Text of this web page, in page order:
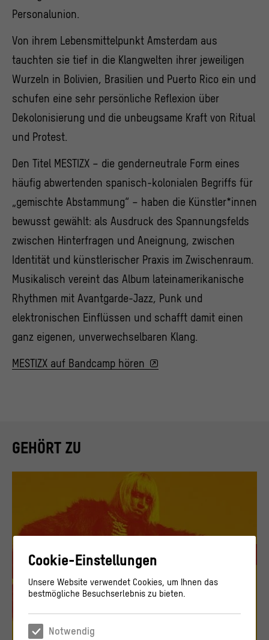
Personalunion.
Von ihrem Lebensmittelpunkt Amsterdam aus
tauchten sie tief in die Klangwelten ihrer jeweiligen
Wurzeln in Bolivien, Brasilien und Puerto Rico ein und
schufen eine sehr persönliche Reflexion über
Dekolonisierung und die unbeugsame Kraft von Ritual
und Protest.
Den Titel MESTIZX – die genderneutrale Form eines
häufig abwertenden spanisch-kolonialen Begriffs für
„gemischte Abstammung“ – haben die Künstler*innen
bewusst gewählt: als Ausdruck des Spannungsfelds
zwischen Hinterfragen und Aneignung, zwischen
Identität und künstlerischer Praxis im Zwischenraum.
Musikalisch vereint das Album lateinamerikanische
Rhythmen mit Avantgarde-Jazz, Punk und
elektronischen Einflüssen und schafft damit einen
ganz eigenen, unverwechselbaren Klang.
MESTIZX auf Bandcamp hören
GEHÖRT ZU
Cookie-Einstellungen
Unsere Website verwendet Cookies, um Ihnen das
bestmögliche Besuchserlebnis zu bieten.
Notwendig